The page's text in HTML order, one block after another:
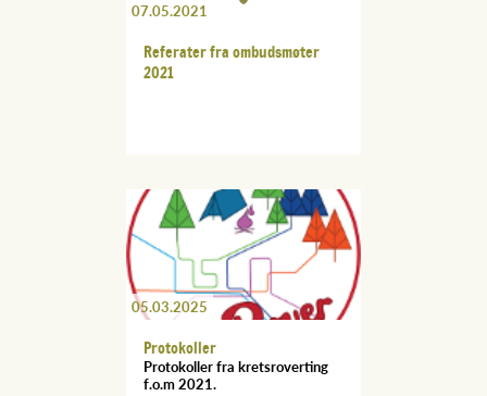
07.05.2021
Referater fra ombudsmøter
2021
05.03.2025
Protokoller
Protokoller fra kretsroverting
f.o.m 2021.